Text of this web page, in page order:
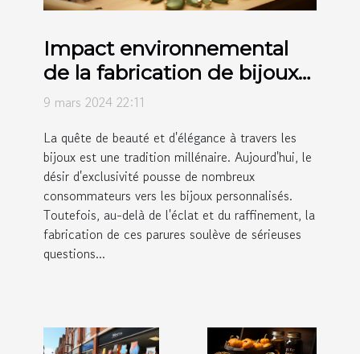
Impact environnemental
de la fabrication de bijoux
personnalisés et comment
9 mars 2024 22:11
La quête de beauté et d'élégance à travers les
bijoux est une tradition millénaire. Aujourd'hui, le
désir d'exclusivité pousse de nombreux
consommateurs vers les bijoux personnalisés.
Toutefois, au-delà de l'éclat et du raffinement, la
fabrication de ces parures soulève de sérieuses
questions...